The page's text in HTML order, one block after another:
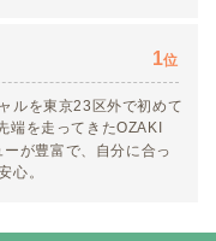
1位
ルを東京23区外で初めて
端を走ってきたOZAKI
が豊富で、自分に合っ
心。